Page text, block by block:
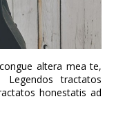
altera mea te,
tractatos
honestatis ad